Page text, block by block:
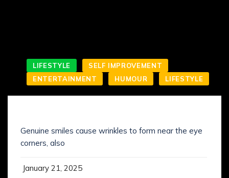
LIFESTYLE
SELF IMPROVEMENT
ENTERTAINMENT
HUMOUR LIFESTYLE
Genuine smiles cause wrinkles to form near the eye
corners, also
January 21, 2025